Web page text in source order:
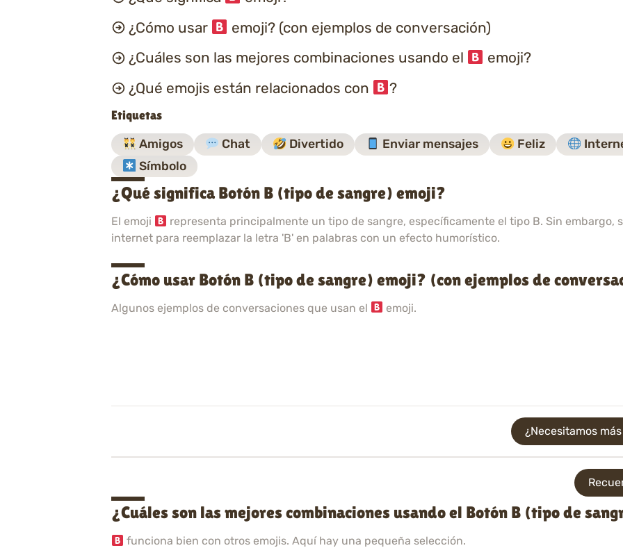
¿Cómo usar
emoji? (con ejemplos de conversación)
¿Cuáles son las mejores combinaciones usando el
emoji?
¿Qué emojis están relacionados con
?
Etiquetas
Amigos Chat Divertido Enviar mensajes Feliz
Símbolo
¿Qué significa Botón B (tipo de sangre) emoji?
El emoji
representa principalmente un tipo de sangre, específicamente el tipo B. Sin embargo,
internet para reemplazar la letra 'B' en palabras con un efecto humorístico.
¿Cómo usar Botón B (tipo de sangre) emoji? (con ejemplos de
Algunos ejemplos de conversaciones que usan el emoji.
¿Necesitamos
¿Cuáles son las mejores combinaciones usando el Botón B (tipo de
funciona bien con otros emojis. Aquí hay una pequeña selección.